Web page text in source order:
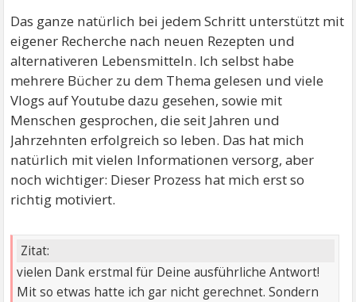
Das ganze natürlich bei jedem Schritt unterstützt mit
eigener Recherche nach neuen Rezepten und
alternativeren Lebensmitteln. Ich selbst habe
mehrere Bücher zu dem Thema gelesen und viele
Vlogs auf Youtube dazu gesehen, sowie mit
Menschen gesprochen, die seit Jahren und
Jahrzehnten erfolgreich so leben. Das hat mich
natürlich mit vielen Informationen versorg, aber
noch wichtiger: Dieser Prozess hat mich erst so
richtig motiviert.
Zitat:
vielen Dank erstmal für Deine ausführliche Antwort!
Mit so etwas hatte ich gar nicht gerechnet. Sondern